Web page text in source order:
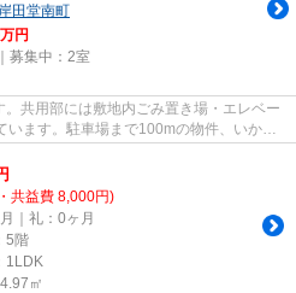
岸田堂南町
万円
募集中： 2室
共用部には敷地内ごみ置き場・エレベー
ます。駐車場まで100mの物件、いかが
共益費 8,000円)
｜礼：0ヶ月
5階
1LDK
㎡